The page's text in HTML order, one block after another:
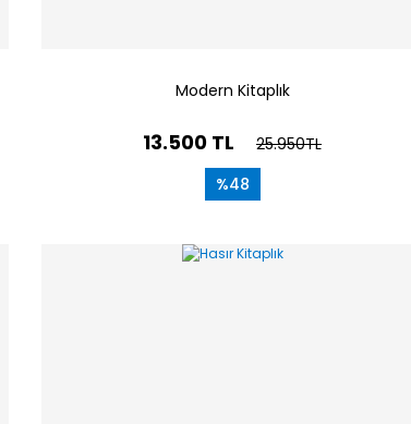
Modern Kitaplık
13.500 TL
25.950TL
%48